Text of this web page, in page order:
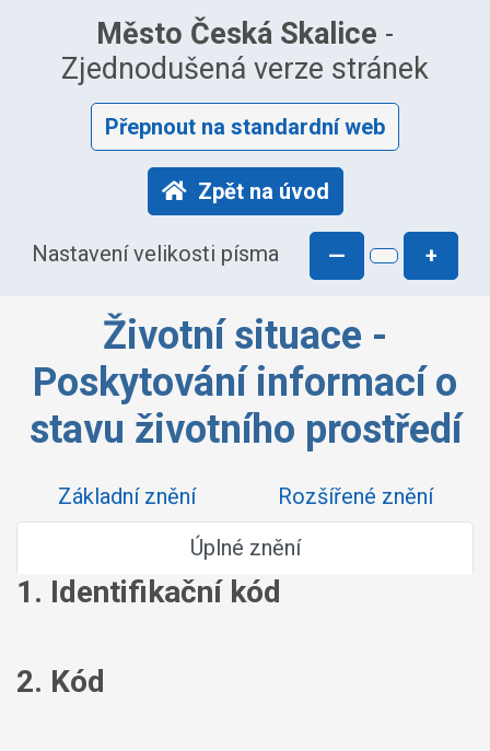
Město Česká Skalice -
Zjednodušená verze stránek
Přepnout na standardní web
Zpět na úvod
Nastavení velikosti písma — +
Životní situace -
Poskytování informací o
stavu životního prostředí
Základní znění
Rozšířené znění
Úplné znění
1. Identifikační kód
2. Kód